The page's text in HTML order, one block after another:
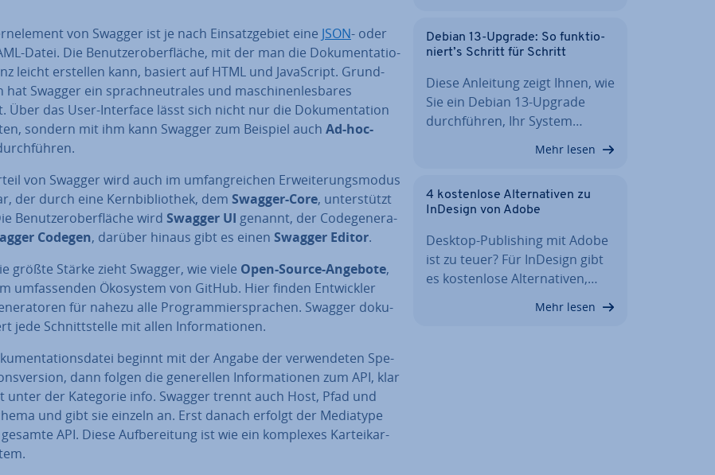
von Swagger ist je nach Ein­satz­ge­biet eine JSON- oder
Datei. Die Be­nut­zer­ober­flä­che, mit der man die Do­ku­men­ta­tio­
leicht erstellen kann, basiert auf HTML und Ja­va­Script. Grund­
hat Swagger ein sprach­neu­tra­les und ma­schi­nen­les­ba­res
Über das User-Interface lässt sich nicht nur die Do­ku­men­ta­ti­on
sondern mit ihm kann Swagger zum Beispiel auch Ad-hoc-
von Swagger wird auch im um­fang­rei­chen Er­wei­te­rungs­mo­dus
der durch eine Kern­bi­blio­thek, dem Swagger-Core, un­ter­stützt
Be­nut­zer­ober­flä­che wird Swagger UI genannt, der Code­ge­nera­
Codegen, darüber hinaus gibt es einen Swagger Editor.
größte Stärke zieht Swagger, wie viele Open-Source-Angebote,
um­fas­sen­den Ökosystem von GitHub. Hier finden Ent­wick­ler
für nahezu alle Pro­gram­mier­spra­chen. Swagger do­ku­
jede Schnitt­stel­le mit allen In­for­ma­tio­nen.
beginnt mit der Angabe der ver­wen­de­ten Spe­
dann folgen die ge­ne­rel­len In­for­ma­tio­nen zum API, klar
unter der Kategorie info. Swagger trennt auch Host, Pfad und
und gibt sie einzeln an. Erst danach erfolgt der Mediatype
API. Diese Auf­be­rei­tung ist wie ein komplexes Kar­tei­kar­
Debian 13-Upgrade: So funk­tio­
niert’s Schritt für Schritt
Diese Anleitung zeigt Ihnen, wie
Sie ein Debian 13-Upgrade
durch­füh­ren, Ihr System…
Mehr lesen
4 kos­ten­lo­se Al­ter­na­ti­ven zu
InDesign von Adobe
Desktop-Pu­bli­shing mit Adobe
ist zu teuer? Für InDesign gibt
es kos­ten­lo­se Al­ter­na­ti­ven,…
Mehr lesen